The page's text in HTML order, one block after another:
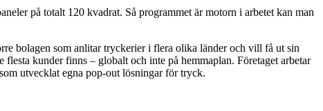
på totalt 120 kvadrat. Så programmet är motorn i arbetet kan man
bolagen som anlitar tryckerier i flera olika länder och vill få ut sin
kunder finns – globalt och inte på hemmaplan. Företaget arbetar
utvecklat egna pop-out lösningar för tryck.